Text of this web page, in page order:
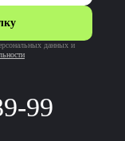
99
данных и